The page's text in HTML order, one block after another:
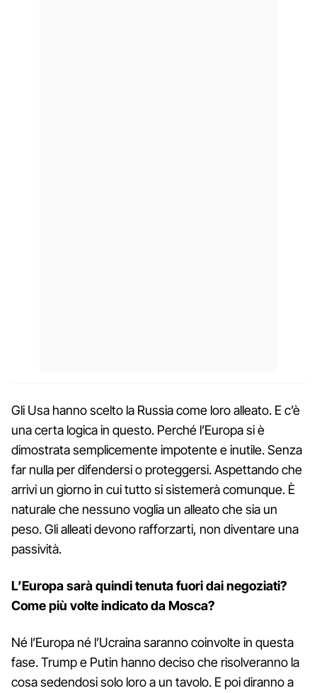
Gli Usa hanno scelto la Russia come loro alleato. E c’è
una certa logica in questo. Perché l’Europa si è
dimostrata semplicemente impotente e inutile. Senza
far nulla per difendersi o proteggersi. Aspettando che
arrivi un giorno in cui tutto si sistemerà comunque. È
naturale che nessuno voglia un alleato che sia un
peso. Gli alleati devono rafforzarti, non diventare una
passività.
L’Europa sarà quindi tenuta fuori dai negoziati?
Come più volte indicato da Mosca?
Né l’Europa né l’Ucraina saranno coinvolte in questa
fase. Trump e Putin hanno deciso che risolveranno la
cosa sedendosi solo loro a un tavolo. E poi diranno a